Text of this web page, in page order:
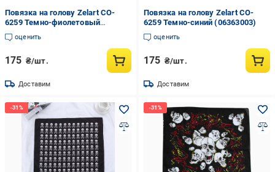
Повязка на голову Zelart CO-
6259 Темно-фиолетовый
(06363003)
оценить
175 ₴/шт.
Доставим
Повязка на голову Zelart CO-
6259 Темно-синий (06363003)
оценить
175 ₴/шт.
Доставим